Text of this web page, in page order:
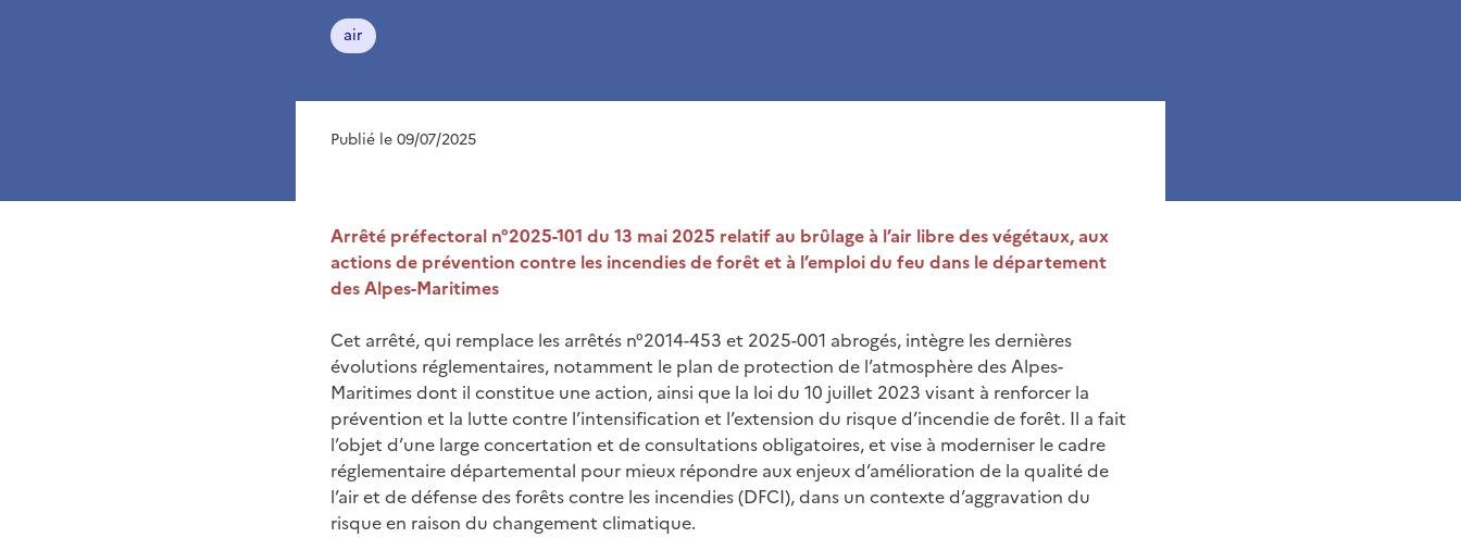
air
Publié le 09/07/2025
Arrêté préfectoral n°2025-101 du 13 mai 2025 relatif au brûlage à l’air libre des végétaux, aux
actions de prévention contre les incendies de forêt et à l’emploi du feu dans le département
des Alpes-Maritimes
Cet arrêté, qui remplace les arrêtés n°2014-453 et 2025-001 abrogés, intègre les dernières
évolutions réglementaires, notamment le plan de protection de l’atmosphère des Alpes-
Maritimes dont il constitue une action, ainsi que la loi du 10 juillet 2023 visant à renforcer la
prévention et la lutte contre l’intensification et l’extension du risque d’incendie de forêt. Il a fait
l’objet d’une large concertation et de consultations obligatoires, et vise à moderniser le cadre
réglementaire départemental pour mieux répondre aux enjeux d’amélioration de la qualité de
l’air et de défense des forêts contre les incendies (DFCI), dans un contexte d’aggravation du
risque en raison du changement climatique.